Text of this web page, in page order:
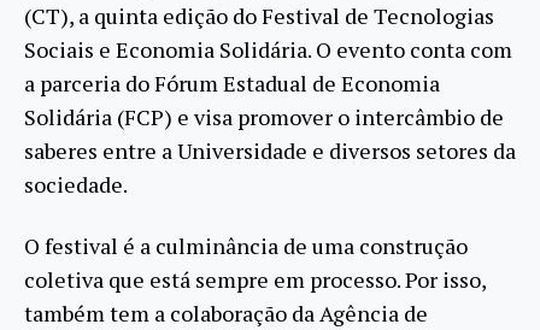
(CT), a quinta edição do Festival de Tecnologias
Sociais e Economia Solidária. O evento conta com
a parceria do Fórum Estadual de Economia
Solidária (FCP) e visa promover o intercâmbio de
saberes entre a Universidade e diversos setores da
sociedade.
O festival é a culminância de uma construção
coletiva que está sempre em processo. Por isso,
também tem a colaboração da Agência de